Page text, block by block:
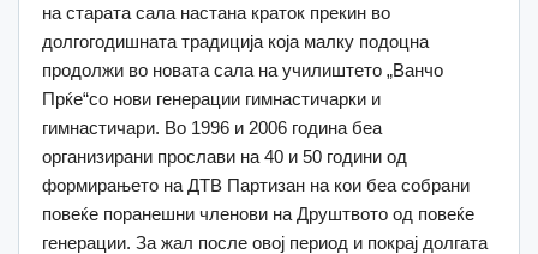
на старата сала настана краток прекин во
долгогодишната традиција која малку подоцна
продолжи во новата сала на училиштето „Ванчо
Прќе“со нови генерации гимнастичарки и
гимнастичари. Во 1996 и 2006 година беа
организирани прослави на 40 и 50 години од
формирањето на ДТВ Партизан на кои беа собрани
повеќе поранешни членови на Друштвото од повеќе
генерации. За жал после овој период и покрај долгата